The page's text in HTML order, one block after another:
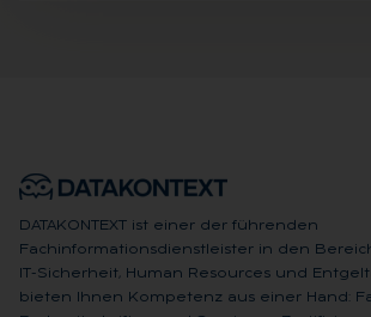
DATAKONTEXT ist einer der führenden
Fachinformationsdienstleister in den
IT-Sicherheit, Human Resources und
bieten Ihnen Kompetenz aus einer Hand: